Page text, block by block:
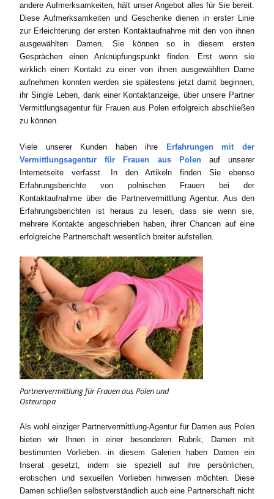
andere Aufmerksamkeiten, hält unser Angebot alles für Sie bereit.
Diese Aufmerksamkeiten und Geschenke dienen in erster Linie
zur Erleichterung der ersten Kontaktaufnahme mit den von ihnen
ausgewählten Damen. Sie können so in diesem ersten
Gesprächen einen Anknüpfungspunkt finden. Erst wenn sie
wirklich einen Kontakt zu einer von ihnen ausgewählten Dame
aufnehmen konnten werden sie spätestens jetzt damit beginnen,
ihr Single Leben, dank einer Kontaktanzeige, über unsere Partner
Vermittlungsagentur für Frauen aus Polen erfolgreich abschließen
zu können.
Viele unserer Kunden haben ihre
Erfahrungen mit der
Vermittlungsagentur für Frauen aus Polenauf unserer
Internetseite verfasst. In den Artikeln finden Sie ebenso
Erfahrungsberichte von polnischen Frauen bei der
Kontaktaufnahme über die Partnervermittlung Agentur. Aus den
Erfahrungsberichten ist heraus zu lesen, dass sie wenn sie,
mehrere Kontakte angeschrieben haben, ihrer Chancen auf eine
erfolgreiche Partnerschaft wesentlich breiter aufstellen.
Partnervermittlung für Frauen aus Polen und
Osteuropa
Als wohl einziger Partnervermittlung-Agentur für Damen aus Polen
bieten wir Ihnen in einer besonderen Rubrik, Damen mit
bestimmten Vorlieben. in diesem Galerien haben Damen ein
Inserat gesetzt, indem sie speziell auf ihre persönlichen,
erotischen und sexuellen Vorlieben hinweisen möchten. Diese
Damen schließen selbstverständlich auch eine Partnerschaft nicht